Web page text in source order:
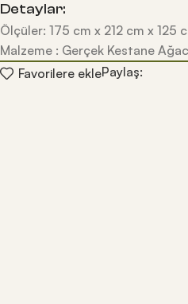
Detaylar:
Ölçüler: 175 cm x 212 cm x 125
Malzeme : Gerçek Kestane
Favorilere eklePaylaş: